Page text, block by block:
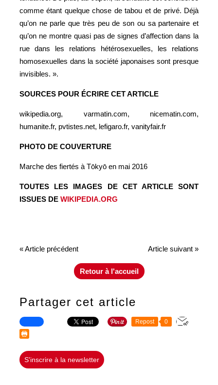
comme étant quelque chose de tabou et de privé. Déjà
qu’on ne parle que très peu de son ou sa partenaire et
qu’on ne montre quasi pas de signes d’affection dans la
rue dans les relations hétérosexuelles, les relations
homosexuelles dans la société japonaises sont presque
invisibles. ».
SOURCES POUR ÉCRIRE CET ARTICLE
wikipedia.org, varmatin.com, nicematin.com,
humanite.fr, pvtistes.net, lefigaro.fr, vanityfair.fr
PHOTO DE COUVERTURE
Marche des fiertés à Tōkyō en mai 2016
TOUTES LES IMAGES DE CET ARTICLE SONT
ISSUES DE WIKIPEDIA.ORG
« Article précédent Article suivant »
Retour à l'accueil
Partager cet article
Repost 0
S'inscrire à la newsletter